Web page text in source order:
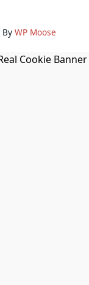
By WP Moose
Cookie Banner